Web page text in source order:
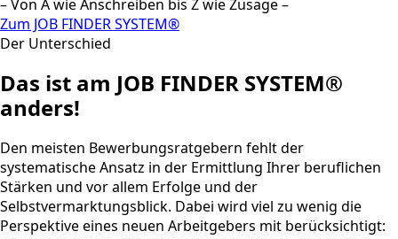
– Von A wie Anschreiben bis Z wie Zusage –
Zum JOB FINDER SYSTEM®
Der Unterschied
Das ist am JOB FINDER SYSTEM®
anders!
Den meisten Bewerbungsratgebern fehlt der
systematische Ansatz in der Ermittlung Ihrer beruflichen
Stärken und vor allem Erfolge und der
Selbstvermarktungsblick. Dabei wird viel zu wenig die
Perspektive eines neuen Arbeitgebers mit berücksichtigt: